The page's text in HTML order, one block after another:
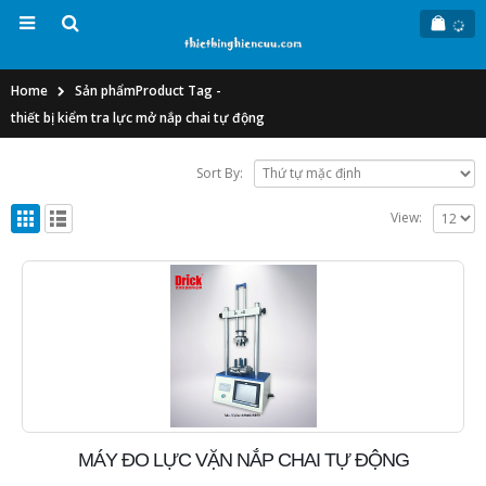
Home Sản phẩmProduct Tag -
thiết bị kiểm tra lực mở nắp chai tự động
Sort By:
View:
MÁY ĐO LỰC VẶN NẮP CHAI TỰ ĐỘNG